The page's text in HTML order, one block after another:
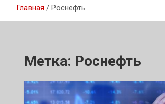
Главная Роснефть
Метка: Роснефть